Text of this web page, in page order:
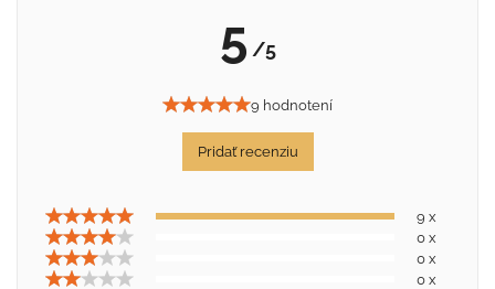
5 /5
9 hodnotení
Pridať recenziu
9 x
0 x
0 x
0 x